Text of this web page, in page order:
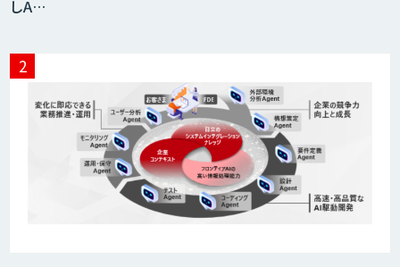
IMACEL
しA…